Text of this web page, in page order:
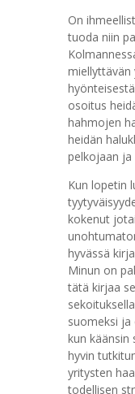
On
tuoda niin
miellyttävän
osoitus
hahmojen
heidän
pelkojaan ja
Kun lopetin
kokenut
hyvässä
Minun on
tätä kirjaa
suomeksi
kun käänsin
hyvin
yritysten
todellisen